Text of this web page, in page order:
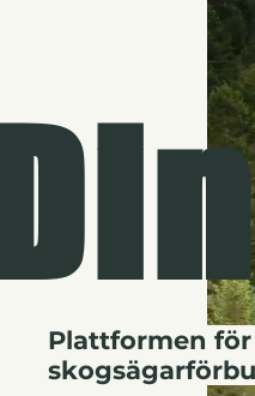
Din
Plattformen